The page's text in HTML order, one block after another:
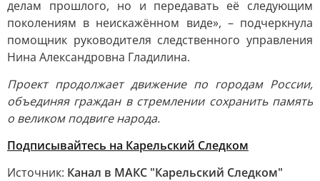
делам прошлого, но и передавать её следующим
поколениям в неискажённом виде», – подчеркнула
помощник руководителя следственного управления
Нина Александровна Гладилина.
Проект продолжает движение по городам России,
объединяя граждан в стремлении сохранить память
о великом подвиге народа.
Подписывайтесь на Карельский Следком
Источник: Канал в МАКС "Карельский Следком"